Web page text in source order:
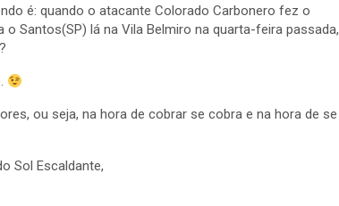
é: quando o atacante Colorado Carbonero fez o
Santos(SP) lá na Vila Belmiro na quarta-feira passada,
ou seja, na hora de cobrar se cobra e na hora de se
Sol Escaldante,